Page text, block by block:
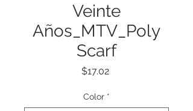
Veinte
Años_MTV_Poly
Scarf
$17.02Precio
Color *